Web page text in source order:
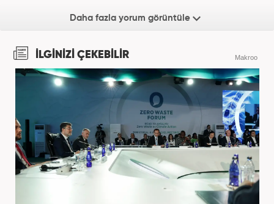
Daha fazla yorum görüntüle
İLGİNİZİ ÇEKEBİLİR Makroo